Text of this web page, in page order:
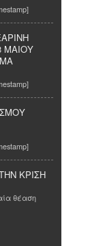
ΜΑΙΟΥ
ΚΡΙΣΗ
θέαση